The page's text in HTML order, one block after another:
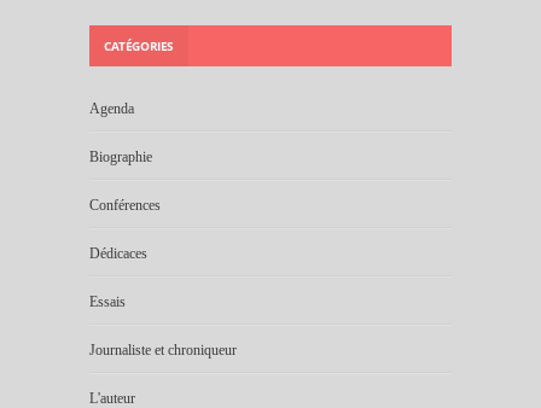
CATÉGORIES
Agenda
Biographie
Conférences
Dédicaces
Essais
Journaliste et chroniqueur
L'auteur